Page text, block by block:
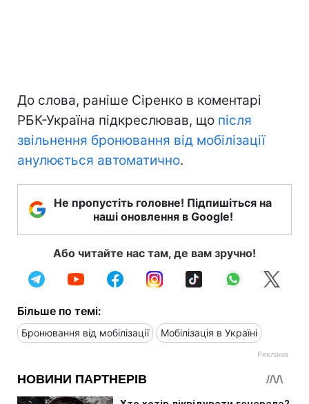
До слова, раніше Сіренко в коментарі
РБК-Україна підкреслював, що після
звільнення бронювання від мобілізації
анулюється автоматично.
Не пропустіть головне! Підпишіться на
наші оновлення в Google!
Або читайте нас там, де вам зручно!
Більше по темі:
Бронювання від мобілізації Мобілізація в Україні